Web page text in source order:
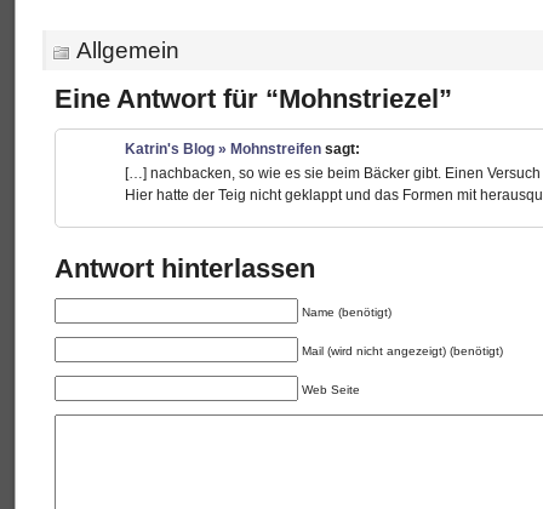
Allgemein
Eine Antwort für “Mohnstriezel”
Katrin's Blog » Mohnstreifen sagt:
[…] nachbacken, so wie es sie beim Bäcker gibt. Einen
Hier hatte der Teig nicht geklappt und das Formen mit
Antwort hinterlassen
Name (benötigt)
Mail (wird nicht angezeigt) (benötigt)
Web Seite